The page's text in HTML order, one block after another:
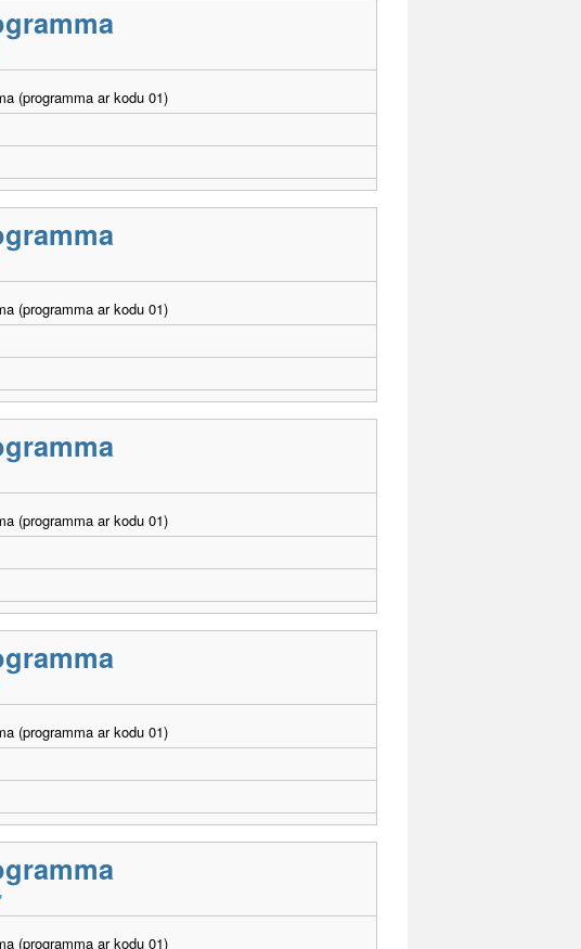
(programma ar kodu 01)
(programma ar kodu 01)
(programma ar kodu 01)
(programma ar kodu 01)
(programma ar kodu 01)